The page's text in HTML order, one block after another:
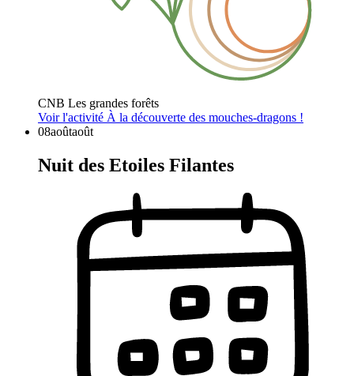
CNB Les grandes forêts
Voir l'activité À la découverte des mouches-dragons !
08aoûtaoût
Nuit des Etoiles Filantes